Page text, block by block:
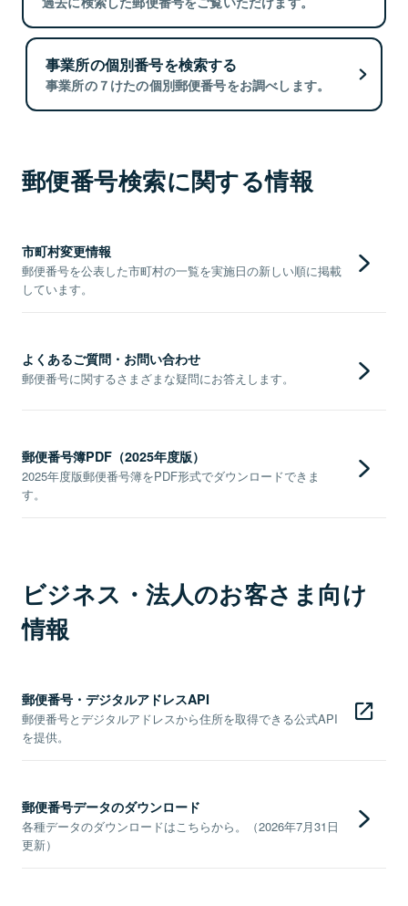
事業所の個別番号を検索する
事業所の７けたの個別郵便番号をお調べします。
郵便番号検索に関する情報
市町村変更情報
郵便番号を公表した市町村の一覧を実施日の新しい順に掲載
しています。
よくあるご質問・お問い合わせ
郵便番号に関するさまざまな疑問にお答えします。
郵便番号簿PDF（2025年度版）
2025年度版郵便番号簿をPDF形式でダウンロードできま
す。
ビジネス・法人のお客さま向け
情報
郵便番号・デジタルアドレスAPI
郵便番号とデジタルアドレスから住所を取得できる公式API
を提供。
郵便番号データのダウンロード
各種データのダウンロードはこちらから。（2026年7月31日
更新）